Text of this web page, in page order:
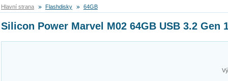
Hlavní strana Flashdisky 64GB
Silicon Power Marvel M02 64GB USB 3.2 Gen